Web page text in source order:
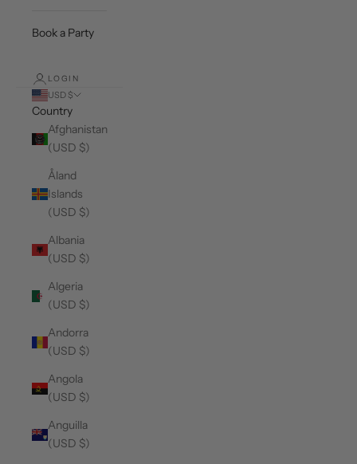
Book a Party
LOGIN
USD $
Country
Afghanistan
(USD $)
Åland
Islands
(USD $)
Albania
(USD $)
Algeria
(USD $)
Andorra
(USD $)
Angola
(USD $)
Anguilla
(USD $)